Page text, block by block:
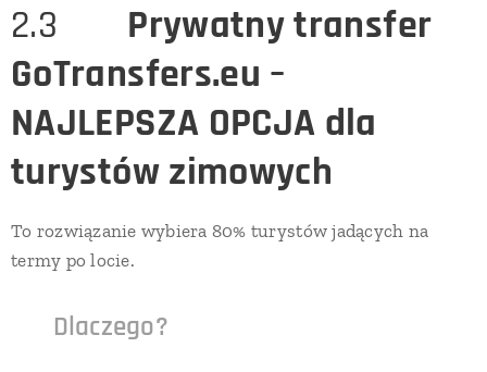
2.3 🟦 Prywatny transfer
GoTransfers.eu –
NAJLEPSZA OPCJA dla
turystów zimowych
To rozwiązanie wybiera 80% turystów jadących na
termy po locie.
Dlaczego?